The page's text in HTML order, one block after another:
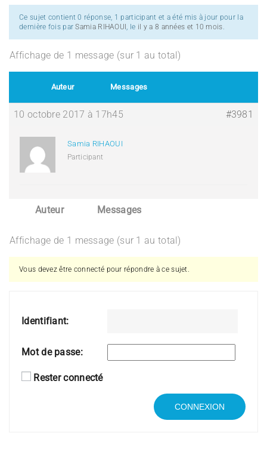
Ce sujet contient 0 réponse, 1 participant et a été mis à jour pour la
dernière fois parSamia RIHAOUI , le il y a 8 années et 10 mois.
Affichage de 1 message (sur 1 au total)
Auteur Messages
10 octobre 2017 à 17h45 #3981
Samia RIHAOUI
Participant
Auteur Messages
Affichage de 1 message (sur 1 au total)
Vous devez être connecté pour répondre à ce sujet.
Identifiant:
Mot de passe:
Rester connecté
CONNEXION